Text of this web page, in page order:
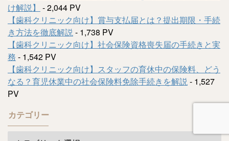
け解説】
- 2,044 PV
【歯科クリニック向け】賞与支払届とは？提出期限・手続
き方法を徹底解説- 1,738 PV
【歯科クリニック向け】社会保険資格喪失届の手続きと実
務 - 1,542 PV
【歯科クリニック向け】スタッフの育休中の保険料、どう
なる？育児休業中の社会保険料免除手続きを解説- 1,527
PV
カテゴリー